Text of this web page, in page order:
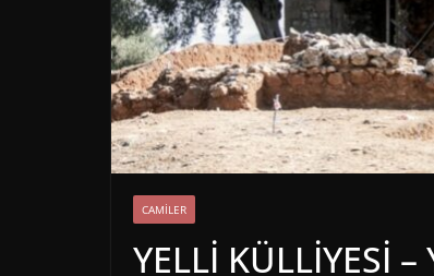
CAMILER
YELLİ KÜLLİYESİ